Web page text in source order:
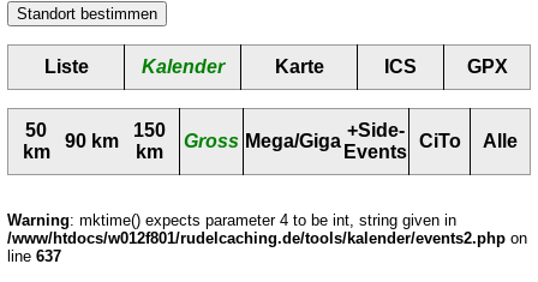
Liste Kalender Karte ICS GPX
50
km
90 km
150
km
Gross Mega/Giga
+Side-
Events
CiTo Alle
Warning: mktime() expects parameter 4 to be int, string given in
/www/htdocs/w012f801/rudelcaching.de/tools/kalender/events2.php on
line 637